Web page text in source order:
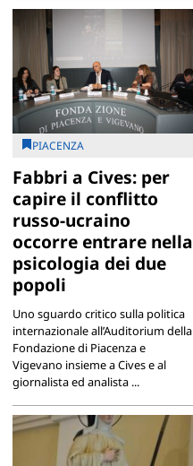
PIACENZA
Fabbri a Cives: per
capire il conflitto
russo-ucraino
occorre entrare nella
psicologia dei due
popoli
Uno sguardo critico sulla politica
internazionale all’Auditorium della
Fondazione di Piacenza e
Vigevano insieme a Cives e al
giornalista ed analista ...